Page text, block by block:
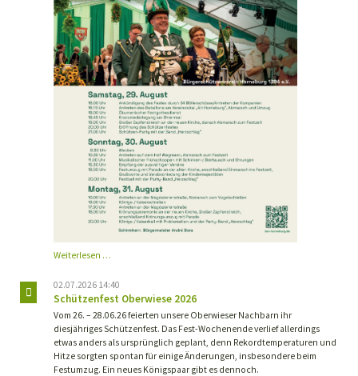
Weiterlesen …Einladung
Horneburg
02.07.2026 14:40
Schützenfest Oberwiese 2026
Vom 26. – 28.06.26 feierten unsere Oberwieser Nachbarn ihr
diesjähriges Schützenfest. Das Fest-Wochenende verlief allerdings
etwas anders als ursprünglich geplant, denn Rekordtemperaturen und
Hitze sorgten spontan für einige Änderungen, insbesondere beim
Festumzug. Ein neues Königspaar gibt es dennoch.